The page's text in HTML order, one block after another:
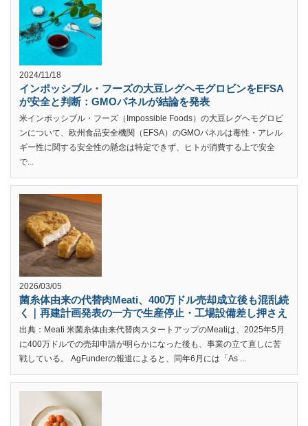
2024/11/18
インポッシブル・フーズの大豆レグヘモグロビンをEFSA
が安全と判断：GMOパネルが結論を発表
米インポッシブル・フーズ（Impossible Foods）の大豆レグヘモグロビ
ンについて、欧州食品安全機関（EFSA）のGMOパネルは毒性・アレル
ギー性に関する安全性の懸念は特定できず、ヒトが消費する上で安全
で...
2026/03/05
菌糸体由来の代替肉Meati、400万ドル売却成立後も混乱続
く｜再建計画発表の一方で生産停止・工場設備差し押さえ
出典：Meati 米菌糸体由来代替肉スタートアップのMeatiは、2025年5月
に400万ドルでの売却申請が明らかになった後も、事業の立て直しに苦
戦している。 AgFunderの報道によると、同年6月には「As ...